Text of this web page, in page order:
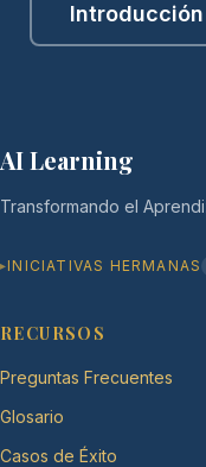
AI Learning
Transformando el
INICIATIVAS HERMANAS
RECURSOS
Preguntas Frecuentes
Glosario
Casos de Éxito